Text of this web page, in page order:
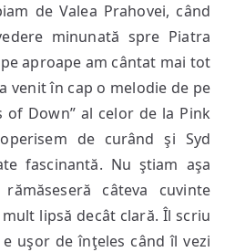
de Valea Prahovei, când
minunată spre Piatra
aproape am cântat mai tot
venit în cap o melodie de pe
of Down” al celor de la Pink
de curând şi Syd
fascinantă. Nu ştiam aşa
câteva cuvinte
lipsă decât clară. Îl scriu
uşor de înţeles când îl vezi